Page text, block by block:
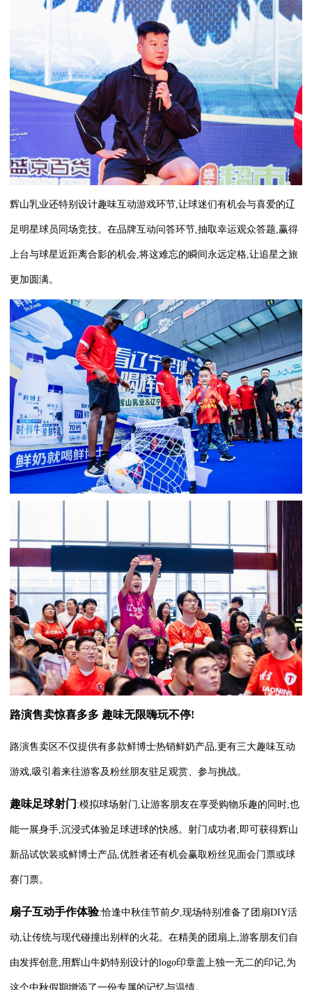
辉山乳业还特别设计趣味互动游戏环节,让球迷们有机会与喜爱的辽
足明星球员同场竞技。在品牌互动问答环节,抽取幸运观众答题,赢得
上台与球星近距离合影的机会,将这难忘的瞬间永远定格,让追星之旅
更加圆满。
路演售卖惊喜多多 趣味无限嗨玩不停!
路演售卖区不仅提供有多款鲜博士热销鲜奶产品,更有三大趣味互动
游戏,吸引着来往游客及粉丝朋友驻足观赏、参与挑战。
趣味足球射门 :模拟球场射门,让游客朋友在享受购物乐趣的同时,也
能一展身手,沉浸式体验足球进球的快感。射门成功者,即可获得辉山
新品试饮装或鲜博士产品,优胜者还有机会赢取粉丝见面会门票或球
赛门票。
扇子互动手作体验:恰逢中秋佳节前夕,现场特别准备了团扇DIY活
动,让传统与现代碰撞出别样的火花。在精美的团扇上,游客朋友们自
由发挥创意,用辉山牛奶特别设计的logo印章盖上独一无二的印记,为
这个中秋假期增添了一份专属的记忆与温情。